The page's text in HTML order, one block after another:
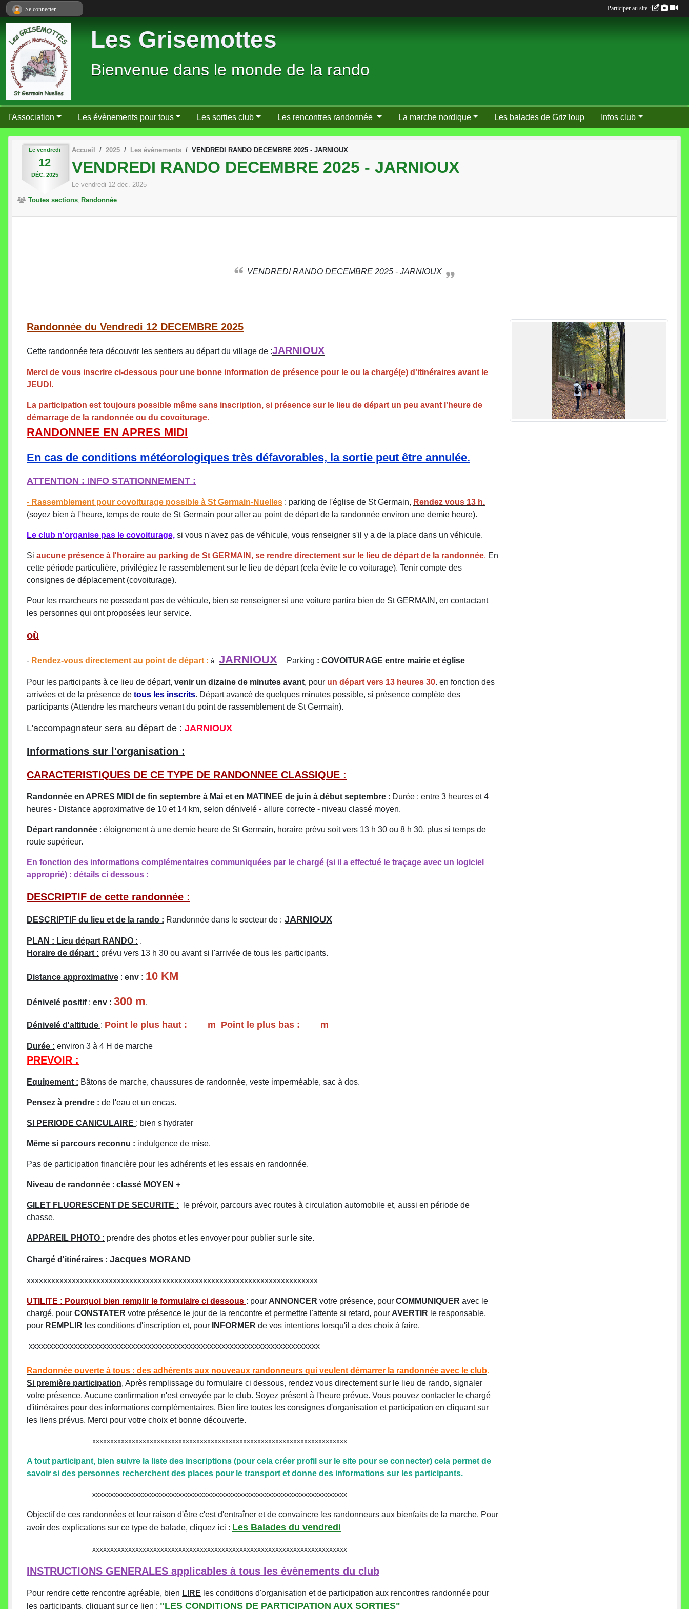
Les Grisemottes
Bienvenue dans le monde de la rando
l'Association Les évènements pour tous Les sorties club Les rencontres randonnée La marche nordique Les balades de Griz'loup Infos club
Le vendredi
12
DÉC. 2025
Accueil 2025 Les évènements VENDREDI RANDO DECEMBRE 2025 - JARNIOUX
VENDREDI RANDO DECEMBRE 2025 - JARNIOUX
Le vendredi 12 déc. 2025
Toutes sections Randonnée
VENDREDI RANDO DECEMBRE 2025 - JARNIOUX
Randonnée du Vendredi 12 DECEMBRE 2025
Cette randonnée fera découvrir les sentiers au départ du village de :JARNIOUX
Merci de vous inscrire ci-dessous pour une bonne information de présence pour le ou la chargé(e) d'itinéraires avant le
JEUDI.
La participation est toujours possible même sans inscription, si présence sur le lieu de départ un peu avant l'heure de
démarrage de la randonnée ou du covoiturage.
RANDONNEE EN APRES MIDI
En cas de conditions météorologiques très défavorables, la sortie peut être annulée.
ATTENTION : INFO STATIONNEMENT :
- Rassemblement pour covoiturage possible à St Germain-Nuelles : parking de l'église de St Germain, Rendez vous 13 h.
(soyez bien à l'heure, temps de route de St Germain pour aller au point de départ de la randonnée environ une demie heure).
Le club n'organise pas le covoiturage, si vous n'avez pas de véhicule, vous renseigner s'il y a de la place dans un véhicule.
Si aucune présence à l'horaire au parking de St GERMAIN, se rendre directement sur le lieu de départ de la randonnée. En
cette période particulière, privilégiez le rassemblement sur le lieu de départ (cela évite le co voiturage). Tenir compte des
consignes de déplacement (covoiturage).
Pour les marcheurs ne possedant pas de véhicule, bien se renseigner si une voiture partira bien de St GERMAIN, en contactant
les personnes qui ont proposées leur service.
où
- Rendez-vous directement au point de départ : à JARNIOUX Parking : COVOITURAGE entre mairie et église
Pour les participants à ce lieu de départ, venir un dizaine de minutes avant, pour un départ vers 13 heures 30. en fonction des
arrivées et de la présence de tous les inscrits. Départ avancé de quelques minutes possible, si présence complète des
participants (Attendre les marcheurs venant du point de rassemblement de St Germain).
L'accompagnateur sera au départ de : JARNIOUX
Informations sur l'organisation :
CARACTERISTIQUES DE CE TYPE DE RANDONNEE CLASSIQUE :
Randonnée en APRES MIDI de fin septembre à Mai et en MATINEE de juin à début septembre : Durée : entre 3 heures et 4
heures - Distance approximative de 10 et 14 km, selon dénivelé - allure correcte - niveau classé moyen.
Départ randonnée : éloignement à une demie heure de St Germain, horaire prévu soit vers 13 h 30 ou 8 h 30, plus si temps de
route supérieur.
En fonction des informations complémentaires communiquées par le chargé (si il a effectué le traçage avec un logiciel
approprié) : détails ci dessous :
DESCRIPTIF de cette randonnée :
DESCRIPTIF du lieu et de la rando : Randonnée dans le secteur de : JARNIOUX
PLAN : Lieu départ RANDO : .
Horaire de départ : prévu vers 13 h 30 ou avant si l'arrivée de tous les participants.
Distance approximative : env : 10 KM
Dénivelé positif : env : 300 m.
Dénivelé d'altitude : Point le plus haut : ___ m Point le plus bas : ___ m
Durée : environ 3 à 4 H de marche
PREVOIR :
Equipement : Bâtons de marche, chaussures de randonnée, veste imperméable, sac à dos.
Pensez à prendre : de l'eau et un encas.
SI PERIODE CANICULAIRE : bien s'hydrater
Même si parcours reconnu : indulgence de mise.
Pas de participation financière pour les adhérents et les essais en randonnée.
Niveau de randonnée : classé MOYEN +
GILET FLUORESCENT DE SECURITE :
le prévoir, parcours avec routes à circulation automobile et, aussi en période de
chasse.
APPAREIL PHOTO : prendre des photos et les envoyer pour publier sur le site.
Chargé d'itinéraires : Jacques MORAND
xxxxxxxxxxxxxxxxxxxxxxxxxxxxxxxxxxxxxxxxxxxxxxxxxxxxxxxxxxxxxxxxxxxxxxx
UTILITE : Pourquoi bien remplir le formulaire ci dessous : pour ANNONCER votre présence, pour COMMUNIQUER avec le
chargé, pour CONSTATER votre présence le jour de la rencontre et permettre l'attente si retard, pour AVERTIR le responsable,
pour REMPLIR les conditions d'inscription et, pour INFORMER de vos intentions lorsqu'il a des choix à faire.
xxxxxxxxxxxxxxxxxxxxxxxxxxxxxxxxxxxxxxxxxxxxxxxxxxxxxxxxxxxxxxxxxxxxxxx
Randonnée ouverte à tous : des adhérents aux nouveaux randonneurs qui veulent démarrer la randonnée avec le club.
Si première participation, Après remplissage du formulaire ci dessous, rendez vous directement sur le lieu de rando, signaler
votre présence. Aucune confirmation n'est envoyée par le club. Soyez présent à l'heure prévue. Vous pouvez contacter le chargé
d'itinéraires pour des informations complémentaires. Bien lire toutes les consignes d'organisation et participation en cliquant sur
les liens prévus. Merci pour votre choix et bonne découverte.
xxxxxxxxxxxxxxxxxxxxxxxxxxxxxxxxxxxxxxxxxxxxxxxxxxxxxxxxxxxxxxxxxxxxxxx
A tout participant, bien suivre la liste des inscriptions (pour cela créer profil sur le site pour se connecter) cela permet de
savoir si des personnes recherchent des places pour le transport et donne des informations sur les participants.
xxxxxxxxxxxxxxxxxxxxxxxxxxxxxxxxxxxxxxxxxxxxxxxxxxxxxxxxxxxxxxxxxxxxxxx
Objectif de ces randonnées et leur raison d'être c'est d'entraîner et de convaincre les randonneurs aux bienfaits de la marche. Pour
avoir des explications sur ce type de balade, cliquez ici : Les Balades du vendredi
xxxxxxxxxxxxxxxxxxxxxxxxxxxxxxxxxxxxxxxxxxxxxxxxxxxxxxxxxxxxxxxxxxxxxxx
INSTRUCTIONS GENERALES applicables à tous les évènements du club
Pour rendre cette rencontre agréable, bien LIRE les conditions d'organisation et de participation aux rencontres randonnée pour
les participants, cliquant sur ce lien : "LES CONDITIONS DE PARTICIPATION AUX SORTIES"
Se connecter Participer au site :
Panneau de gestion des cookies